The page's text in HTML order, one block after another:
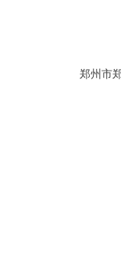
郑州市